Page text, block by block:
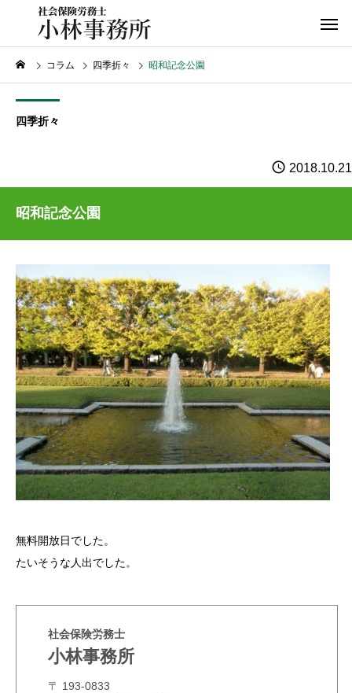
コラム 四季折々 昭和記念公園
四季折々
2018.10.21
昭和記念公園
無料開放日でした。
たいそうな人出でした。
社会保険労務士
小林事務所
〒 193-0833